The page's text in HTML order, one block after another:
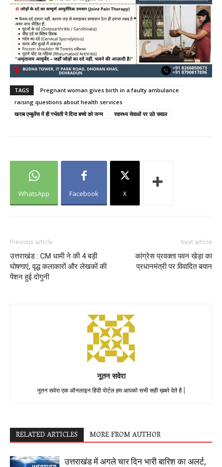
TAGS
Pregnant woman gives birth in a faulty ambulance
raising questions about health services
खराब एम्बुलेंस में ही गर्भवती ने दिया बच्चे को जन्म
स्वास्थ्य सेवाओं पर उठे सवाल
WhatsApp Facebook X
Previous article
उत्तराखंड : CM धामी ने की 4 बड़ी
घोषणाएं, वृद्ध कलाकारों और लेखकों की
पेंशन हुई दोगुनी
Next article
कांग्रेस प्रवक्ता पवन खेड़ा का
प्रधानमंत्री पर विवादित बयान
नूतन सवेरा
नूतन सवेरा एक ऑनलाइन हिंदी पोर्टल हम आपको सभी सही ख़बरे देते है |
RELATED ARTICLES MORE FROM AUTHOR
उत्तराखंड में अगले चार दिन भारी बारिश का अलर्ट,